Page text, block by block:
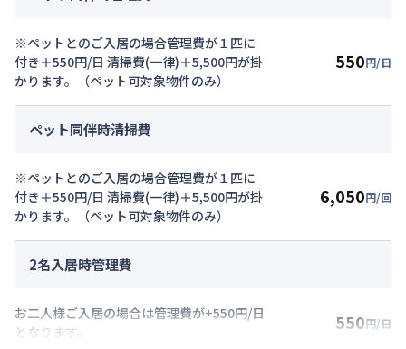
※ペットとのご入居の場合管理費が１匹に
付き＋550円/日 清掃費(一律)＋5,500円が掛
かります。（ペット可対象物件のみ）
550円/日
ペット同伴時清掃費
※ペットとのご入居の場合管理費が１匹に
付き＋550円/日 清掃費(一律)＋5,500円が掛
かります。（ペット可対象物件のみ）
6,050円/回
2名入居時管理費
お二人様ご入居の場合は管理費が+550円/日
となります。
550円/日